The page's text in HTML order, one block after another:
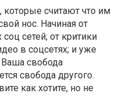
считают что им
нос. Начиная от
сетей; от критики
в соцсетях; и уже
Ваша свобода
свобода другого.
как хотите, но не